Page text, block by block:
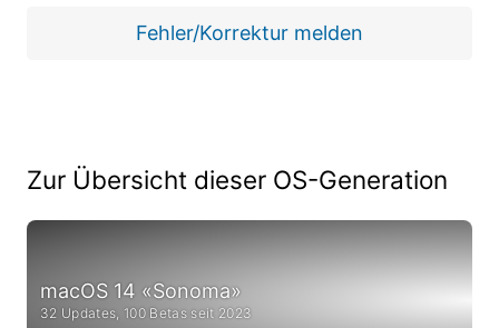
Fehler/Korrektur melden
Zur Übersicht dieser OS-Generation
macOS 14 «Sonoma»
32 Updates, 100 Betas seit 2023